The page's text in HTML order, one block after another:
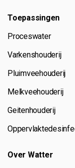
Toepassingen
Proceswater
Varkenshouderij
Pluimveehouderij
Melkveehouderij
Geitenhouderij
Over Watter